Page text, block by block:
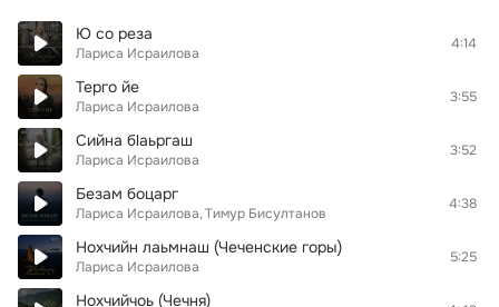
Ю со реза
Лариса Исраилова
4:14
Терго йе
Лариса Исраилова
3:55
Сийна бlаьргаш
Лариса Исраилова
3:52
Безам боцарг
Лариса Исраилова Тимур Бисултанов
4:38
Нохчийн лаьмнаш (Чеченские горы)
Лариса Исраилова
5:25
Нохчийчоь (Чечня)